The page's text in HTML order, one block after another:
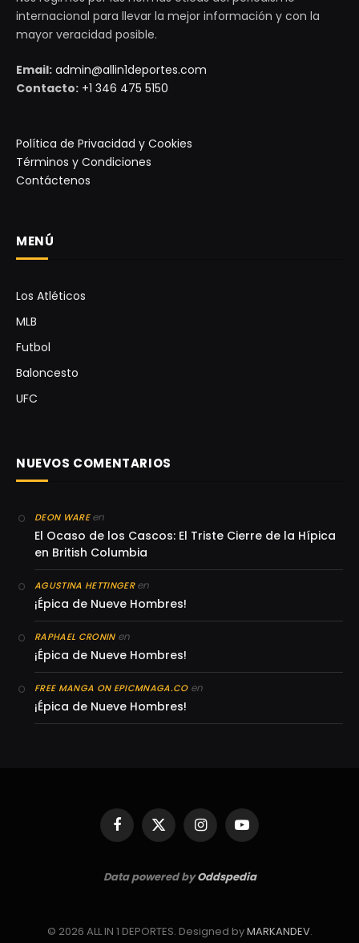
internacional para llevar la mejor información y con la
mayor veracidad posible.
Email: admin@allin1deportes.com
Contacto: +1 346 475 5150
Política de Privacidad y Cookies
Términos y Condiciones
Contáctenos
MENÚ
Los Atléticos
MLB
Futbol
Baloncesto
UFC
NUEVOS COMENTARIOS
DEON WAREen
El Ocaso de los Cascos: El Triste Cierre de la Hípica
en British Columbia
AGUSTINA HETTINGERen
¡Épica de Nueve Hombres!
RAPHAEL CRONINen
¡Épica de Nueve Hombres!
FREE MANGA ON EPICMNAGA.COen
¡Épica de Nueve Hombres!
Facebook
X
(Twitter)
InstagramYouTube
Data powered byOddspedia
© 2026 ALL IN 1 DEPORTES. Designed byMARKANDEV.